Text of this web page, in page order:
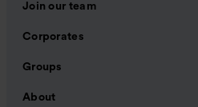
Join our team
Corporates
Groups
About